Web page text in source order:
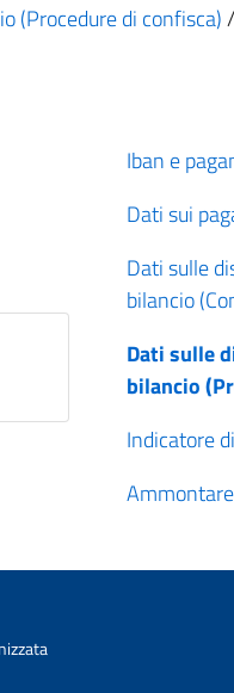
(Procedure di confisca)/
Iban e
Dati sui
Dati sulle
bilancio
Dati sulle
bilancio
Indicatore